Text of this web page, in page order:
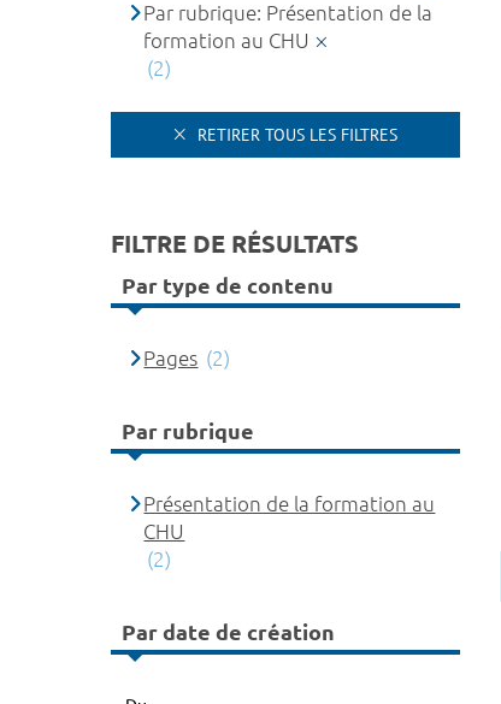
Par rubrique: Présentation de la
formation au CHU
(2)
RETIRER TOUS LES FILTRES
FILTRE DE RÉSULTATS
Par type de contenu
Pages (2)
Par rubrique
Présentation de la formation au
CHU
(2)
Par date de création